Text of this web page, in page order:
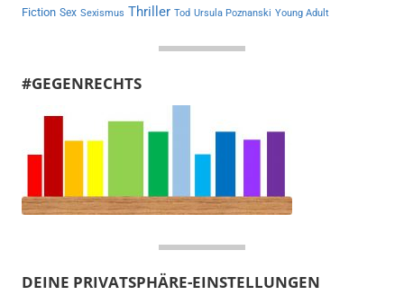
Fiction Sex Sexismus Thriller Tod Ursula Poznanski Young Adult
#GEGENRECHTS
DEINE PRIVATSPHÄRE-EINSTELLUNGEN